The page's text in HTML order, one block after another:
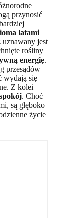
przynosić
latami
uznawany jest
rośliny
energię.
przesądów
wydają się
Z kolei
. Choć
są głęboko
życie